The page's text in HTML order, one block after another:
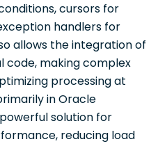
cursors for
handlers for
allows the integration of
code, making complex
processing at
in Oracle
solution for
reducing load